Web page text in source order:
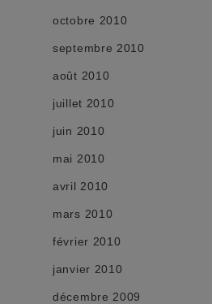
octobre 2010
septembre 2010
août 2010
juillet 2010
juin 2010
mai 2010
avril 2010
mars 2010
février 2010
janvier 2010
décembre 2009